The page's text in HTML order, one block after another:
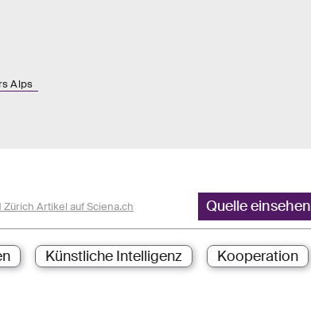
Alps
Zürich Artikel auf Sciena.ch Quelle einsehen
Künstliche Intelligenz Kooperation